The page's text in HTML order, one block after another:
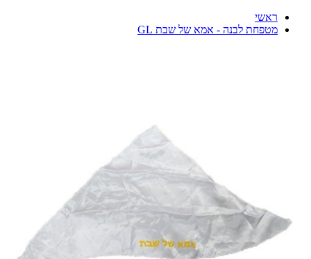
ראשי
מטפחת לבנה - אמא של שבת GL